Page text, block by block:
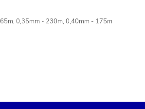
0,35mm - 230m, 0,40mm - 175m